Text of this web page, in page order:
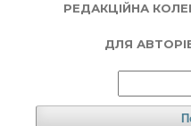
РЕДАКЦІЙНА
ДЛЯ